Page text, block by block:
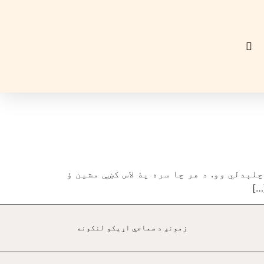
وو. د هر چا سره پۀ لاس کښې مشين ؤ
زمونږ د سماجي اړيکو لنکونه